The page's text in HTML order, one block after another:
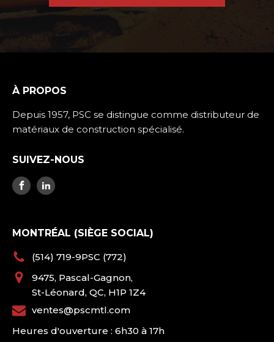
À PROPOS
Depuis 1957, PSC se distingue comme distributeur de
matériaux de construction spécialisé.
SUIVEZ-NOUS
MONTRÉAL (SIÈGE SOCIAL)
(514) 719-9PSC (772)
9475, Pascal-Gagnon,
St-Léonard, QC, H1P 1Z4
ventes@pscmtl.com
Heures d'ouverture : 6h30 à 17h